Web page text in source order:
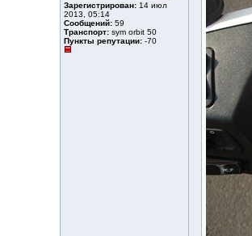
Зарегистрирован: 14 июл
2013, 05:14
Сообщений: 59
Транспорт: sym orbit 50
Пункты репутации: -70